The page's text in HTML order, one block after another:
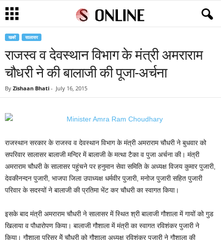
खबरें सालासर
राजस्व व देवस्थान विभाग के मंत्री अमराराम
चौधरी ने की बालाजी की पूजा-अर्चना
By Zishaan Bhati - July 16, 2015
राजस्थान सरकार के राजस्व व देवस्थान विभाग के मंत्री अमराराम चौधरी ने बुधवार को
सपरिवार सालासर बालाजी मन्दिर में बालाजी के मत्था टैका व पुजा अर्चना की। मंत्री
अमराराम चौधरी के सालासर पहुंचने पर हनुमान सेवा समिति के अध्यक्ष विजय कुमार पुजारी,
देवकीनन्दन पुजारी, भाजपा जिला उपाध्यक्ष धर्मवीर पुजारी, मनोज पुजारी सहित पुजारी
परिवार के सदस्यों ने बालाजी की प्रतिमा भेंट कर चौधरी का स्वागत किया।
इसके बाद मंत्री अमराराम चौधरी ने सालासर में स्थित श्री बालाजी गौशाला में गायों को गुड
खिलाया व पौधारोपण किया। बालाजी गौशाला में मंत्री का स्वागत रविशंकर पुजारी ने
किया। गौशाला परिसर मेें चौधरी को गौशाला अध्यक्ष रविशंकर पुजारी ने गौशाला की